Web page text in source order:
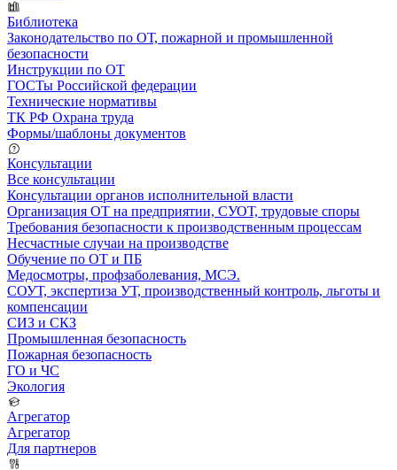
Библиотека
Законодательство по ОТ, пожарной и промышленной
безопасности
Инструкции по ОТ
ГОСТы Российской федерации
Технические нормативы
ТК РФ Охрана труда
Формы/шаблоны документов
Консультации
Все консультации
Консультации органов исполнительной власти
Организация ОТ на предприятии, СУОТ, трудовые споры
Требования безопасности к производственным процессам
Несчастные случаи на производстве
Обучение по ОТ и ПБ
Медосмотры, профзаболевания, МСЭ.
СОУТ, экспертиза УТ, производственный контроль, льготы и
компенсации
СИЗ и СКЗ
Промышленная безопасность
Пожарная безопасность
ГО и ЧС
Экология
Агрегатор
Агрегатор
Для партнеров